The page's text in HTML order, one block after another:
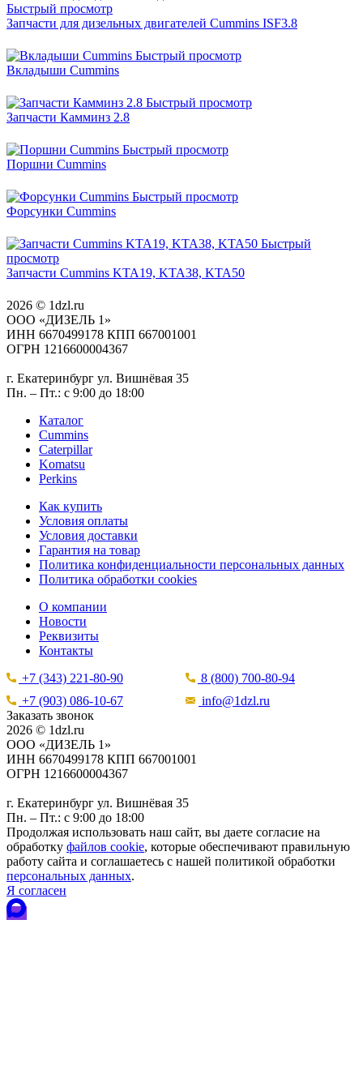
Быстрый просмотр
Запчасти для дизельных двигателей Cummins ISF3.8
Быстрый просмотр
Вкладыши Cummins
Быстрый просмотр
Запчасти Камминз 2.8
Быстрый просмотр
Поршни Cummins
Быстрый просмотр
Форсунки Cummins
Быстрый
просмотр
Запчасти Cummins KTA19, KTA38, KTA50
2026 © 1dzl.ru
ООО «ДИЗЕЛЬ 1»
ИНН 6670499178 КПП 667001001
ОГРН 1216600004367
г. Екатеринбург ул. Вишнёвая 35
Пн. – Пт.: с 9:00 до 18:00
Каталог
Cummins
Caterpillar
Komatsu
Perkins
Как купить
Условия оплаты
Условия доставки
Гарантия на товар
Политика конфиденциальности персональных данных
Политика обработки cookies
О компании
Новости
Реквизиты
Контакты
+7 (343) 221-80-90
8 (800) 700-80-94
+7 (903) 086-10-67
info@1dzl.ru
Заказать звонок
2026 © 1dzl.ru
ООО «ДИЗЕЛЬ 1»
ИНН 6670499178 КПП 667001001
ОГРН 1216600004367
г. Екатеринбург ул. Вишнёвая 35
Пн. – Пт.: с 9:00 до 18:00
Продолжая использовать наш сайт, вы даете согласие на
обработку файлов cookie, которые обеспечивают правильную
работу сайта и соглашаетесь с нашей политикой обработки
персональных данных.
Я согласен